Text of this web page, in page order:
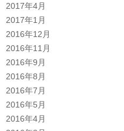
2017年4月
2017年1月
2016年12月
2016年11月
2016年9月
2016年8月
2016年7月
2016年5月
2016年4月